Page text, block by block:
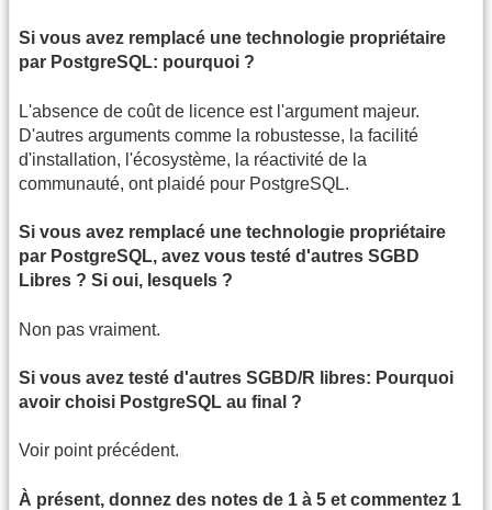
Si vous avez remplacé une technologie propriétaire
par PostgreSQL: pourquoi ?
L'absence de coût de licence est l'argument majeur.
D'autres arguments comme la robustesse, la facilité
d'installation, l'écosystème, la réactivité de la
communauté, ont plaidé pour PostgreSQL.
Si vous avez remplacé une technologie propriétaire
par PostgreSQL, avez vous testé d'autres SGBD
Libres ? Si oui, lesquels ?
Non pas vraiment.
Si vous avez testé d'autres SGBD/R libres: Pourquoi
avoir choisi PostgreSQL au final ?
Voir point précédent.
À présent, donnez des notes de 1 à 5 et commentez 1